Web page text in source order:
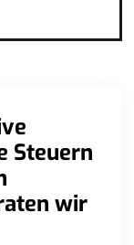
Steuern
wir